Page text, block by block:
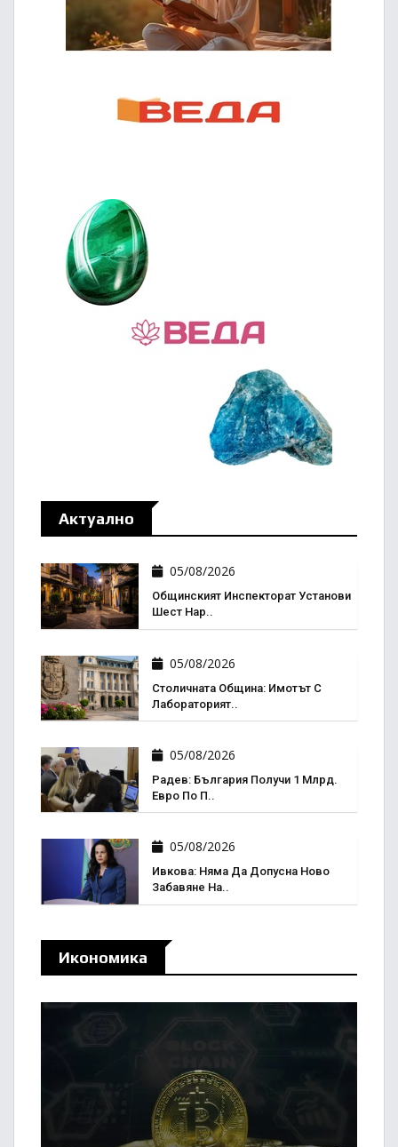
Актуално
05/08/2026
Общинският Инспекторат Установи
Шест Нар..
05/08/2026
Столичната Община: Имотът С
Лабораторият..
05/08/2026
Радев: България Получи 1 Млрд.
Евро По П..
05/08/2026
Ивкова: Няма Да Допусна Ново
Забавяне На..
Икономика